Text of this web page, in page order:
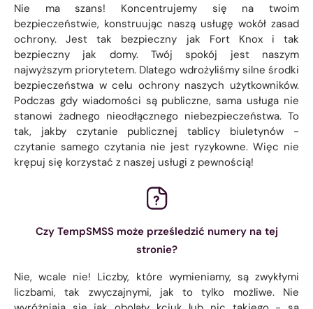
Nie ma szans! Koncentrujemy się na twoim
bezpieczeństwie, konstruując naszą usługę wokół zasad
ochrony. Jest tak bezpieczny jak Fort Knox i tak
bezpieczny jak domy. Twój spokój jest naszym
najwyższym priorytetem. Dlatego wdrożyliśmy silne środki
bezpieczeństwa w celu ochrony naszych użytkowników.
Podczas gdy wiadomości są publiczne, sama usługa nie
stanowi żadnego nieodłącznego niebezpieczeństwa. To
tak, jakby czytanie publicznej tablicy biuletynów -
czytanie samego czytania nie jest ryzykowne. Więc nie
krępuj się korzystać z naszej usługi z pewnością!
Czy TempSMSS może prześledzić numery na tej
stronie?
Nie, wcale nie! Liczby, które wymieniamy, są zwykłymi
liczbami, tak zwyczajnymi, jak to tylko możliwe. Nie